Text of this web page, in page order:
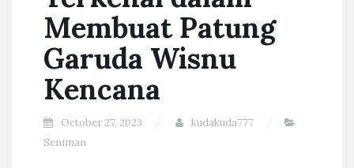
Membuat Patung
Garuda Wisnu
Kencana
October 27, 2023
kudakuda777
Seniman